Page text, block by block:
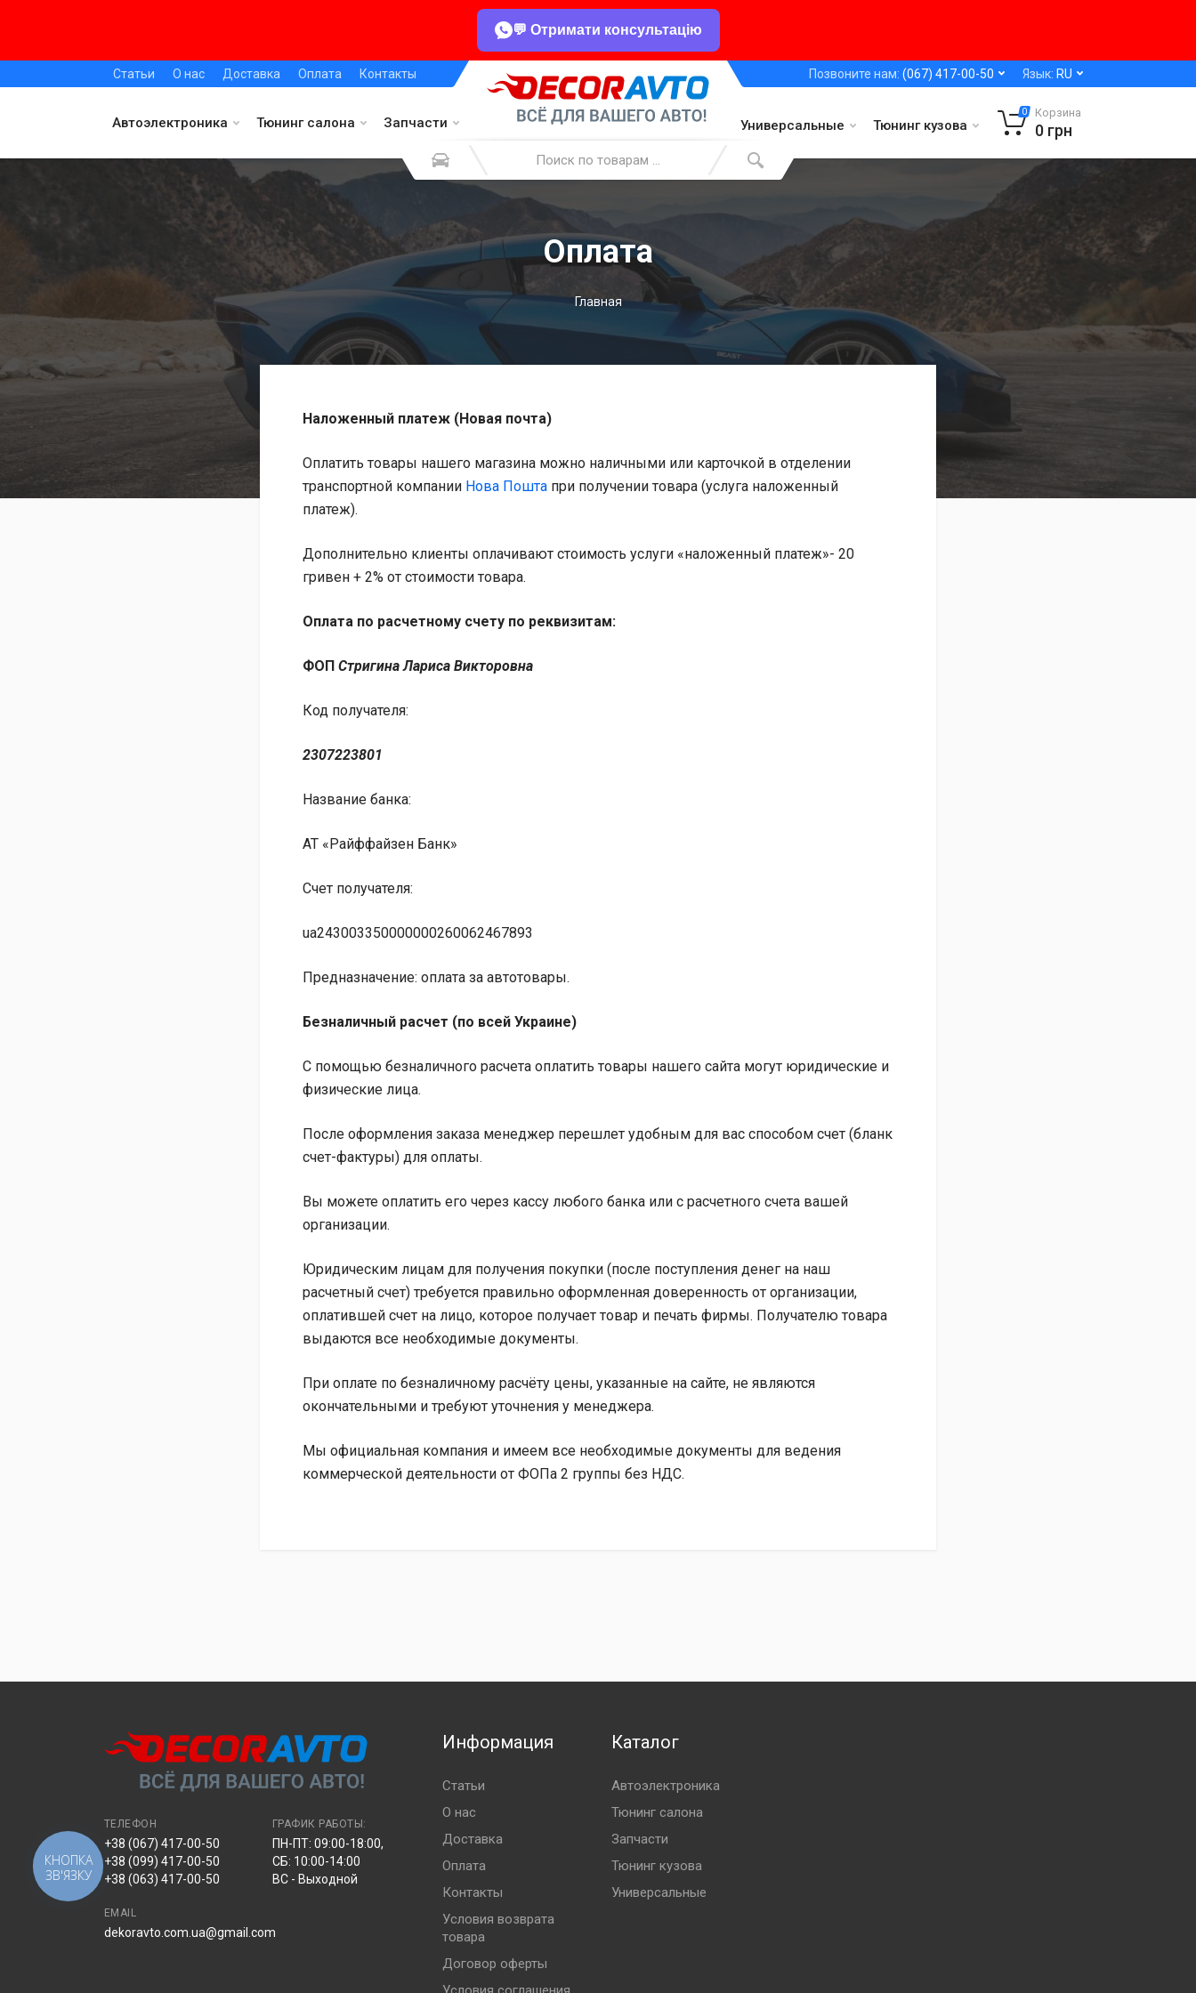
💬 Отримати консультацію
Статьи О нас Доставка Оплата Контакты Позвоните нам: (067) 417-00-50 Язык: RU
Автоэлектроника Тюнинг салона Запчасти Универсальные Тюнинг кузова
0 Корзина
0 грн
Оплата
Главная
Наложенный платеж (Новая почта)
Оплатить товары нашего магазина можно наличными или карточкой в отделении
транспортной компании Нова Пошта при получении товара (услуга наложенный
платеж).
Дополнительно клиенты оплачивают стоимость услуги «наложенный платеж»- 20
гривен + 2% от стоимости товара.
Оплата по расчетному счету по реквизитам:
ФОП Стригина Лариса Викторовна
Код получателя:
2307223801
Название банка:
АТ «Райффайзен Банк»
Счет получателя:
ua243003350000000260062467893
Предназначение: оплата за автотовары.
Безналичный расчет (по всей Украине)
С помощью безналичного расчета оплатить товары нашего сайта могут юридические и
физические лица.
После оформления заказа менеджер перешлет удобным для вас способом счет (бланк
счет-фактуры) для оплаты.
Вы можете оплатить его через кассу любого банка или с расчетного счета вашей
организации.
Юридическим лицам для получения покупки (после поступления денег на наш
расчетный счет) требуется правильно оформленная доверенность от организации,
оплатившей счет на лицо, которое получает товар и печать фирмы. Получателю товара
выдаются все необходимые документы.
При оплате по безналичному расчёту цены, указанные на сайте, не являются
окончательными и требуют уточнения у менеджера.
Мы официальная компания и имеем все необходимые документы для ведения
коммерческой деятельности от ФОПа 2 группы без НДС.
ТЕЛЕФОН
+38 (067) 417-00-50
+38 (099) 417-00-50
+38 (063) 417-00-50
ГРАФИК РАБОТЫ:
ПН-ПТ: 09:00-18:00,
СБ: 10:00-14:00
ВС - Выходной
EMAIL
dekoravto.com.ua@gmail.com
Информация
Статьи
О нас
Доставка
Оплата
Контакты
Условия возврата
товара
Договор оферты
Каталог
Автоэлектроника
Тюнинг салона
Запчасти
Тюнинг кузова
Универсальные
КНОПКА
ЗВ'ЯЗКУ